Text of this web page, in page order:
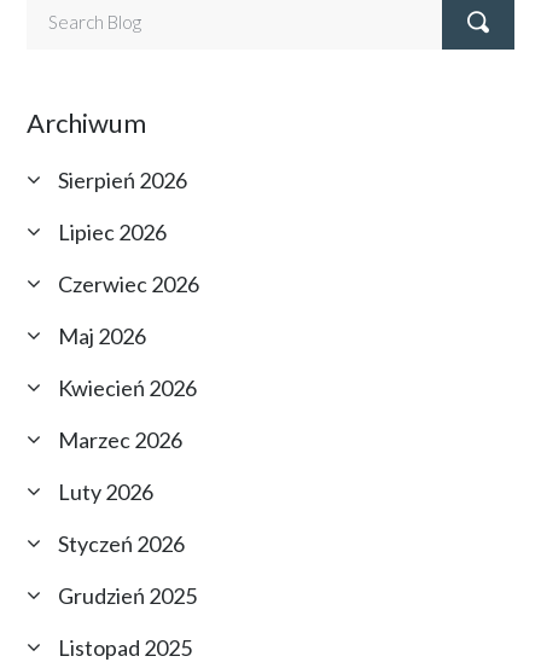
Archiwum
Sierpień 2026
Lipiec 2026
Czerwiec 2026
Maj 2026
Kwiecień 2026
Marzec 2026
Luty 2026
Styczeń 2026
Grudzień 2025
Listopad 2025